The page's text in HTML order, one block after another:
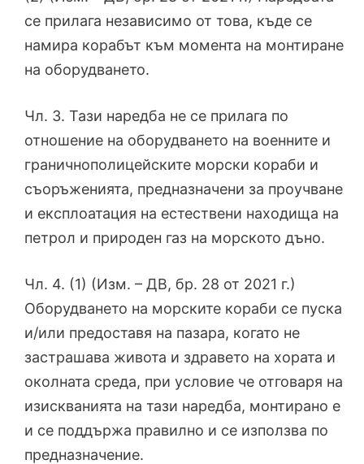
се прилага независимо от това, къде се
намира корабът към момента на монтиране
на оборудването.
Чл. 3. Тази наредба не се прилага по
отношение на оборудването на военните и
граничнополицейските морски кораби и
съоръженията, предназначени за проучване
и експлоатация на естествени находища на
петрол и природен газ на морското дъно.
Чл. 4. (1) (Изм. – ДВ, бр. 28 от 2021 г.)
Оборудването на морските кораби се пуска
и/или предоставя на пазара, когато не
застрашава живота и здравето на хората и
околната среда, при условие че отговаря на
изискванията на тази наредба, монтирано е
и се поддържа правилно и се използва по
предназначение.